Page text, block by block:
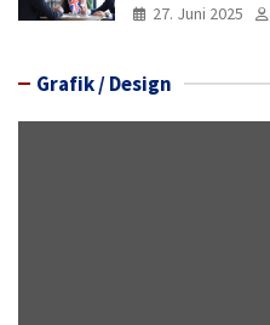
27. Juni 2025
Grafik / Design